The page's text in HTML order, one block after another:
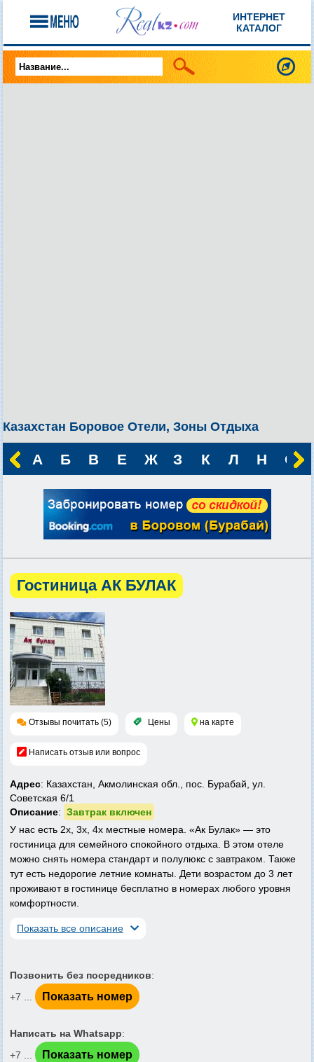
ИНТЕРНЕТ
КАТАЛОГ
Казахстан Боровое Отели, Зоны Отдыха
А Б В Е Ж З К Л Н О
Гостиница АК БУЛАК
Отзывы почитать (5) Цены на карте
Написать отзыв или вопрос
Адрес: Казахстан, Акмолинская обл., пос. Бурабай, ул.
Советская 6/1
Описание: Завтрак включен
У нас есть 2х, 3х, 4х местные номера. «Ак Булак» — это
гостиница для семейного спокойного отдыха. В этом отеле
можно снять номера стандарт и полулюкс с завтраком. Также
тут есть недорогие летние комнаты. Дети возрастом до 3 лет
проживают в гостинице бесплатно в номерах любого уровня
комфортности.
Показать все описание
Позвонить без посредников:
+7 ...
Показать номер
Написать на Whatsapp:
+7 ...
Показать номер